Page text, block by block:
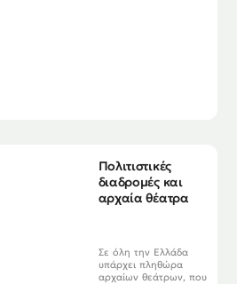
Πολιτιστικές
διαδρομές και
αρχαία θέατρα
Σε όλη την Ελλάδα
υπάρχει πληθώρα
αρχαίων θεάτρων, που